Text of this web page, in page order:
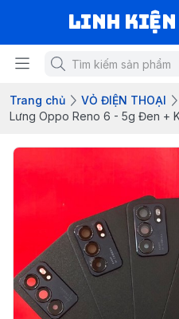
LINH KIỆN
Trang chủ VỎ ĐIỆN THOẠI
Lưng Oppo Reno 6 - 5g Đen +